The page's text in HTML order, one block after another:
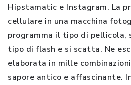
Hipstamatic e Instagram. La
cellulare in una macchina
programma il tipo di pellicola,
tipo di flash e si scatta. Ne
elaborata in mille
sapore antico e affascinante.